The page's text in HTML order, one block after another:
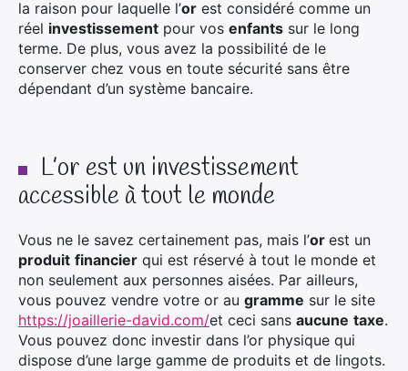
la raison pour laquelle l’or est considéré comme un
réel investissement pour vos enfants sur le long
terme. De plus, vous avez la possibilité de le
conserver chez vous en toute sécurité sans être
dépendant d’un système bancaire.
L’or est un investissement
accessible à tout le monde
Vous ne le savez certainement pas, mais l’or est un
produit financier qui est réservé à tout le monde et
non seulement aux personnes aisées. Par ailleurs,
vous pouvez vendre votre or au gramme sur le site
https://joaillerie-david.com/et ceci sans aucune taxe.
Vous pouvez donc investir dans l’or physique qui
dispose d’une large gamme de produits et de lingots.